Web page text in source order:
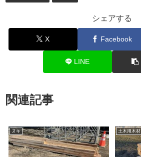
シェアする
X Facebook
LINE
関連記事
ヌキ 土木用木材